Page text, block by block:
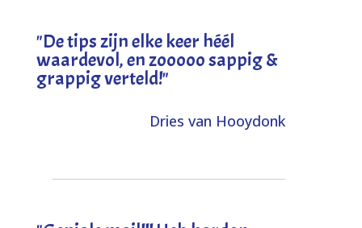
"De tips zijn elke keer héél
waardevol, en zooooo sappig &
grappig verteld!"
Dries van Hooydonk